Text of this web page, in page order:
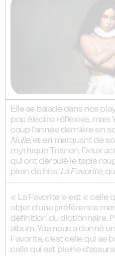
Elle se balade dans nos
pop électro réflexive, mais
coup l’année dernière en
Nulle, et en marquant de
mythique Trianon. Deux
qui ont déroulé le tapis
plein de hits, La Favorite,
« La Favorite » est « celle
objet d’une préférence
définition du dictionnaire.
album, Yoa nous a donné
Favorite, c’est celle qui se
celle qui est pleine